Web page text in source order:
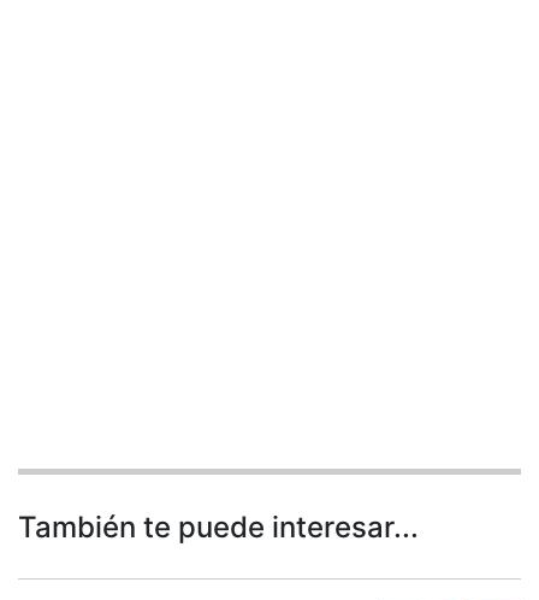
También te puede interesar...